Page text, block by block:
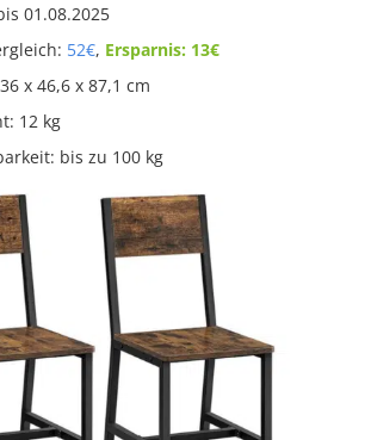
01.08.2025
52€, Ersparnis: 13€
x 46,6 x 87,1 cm
12 kg
bis zu 100 kg